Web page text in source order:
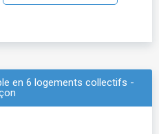
en 6 logements collectifs -